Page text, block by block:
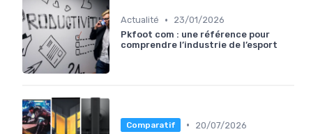
Actualité •
23/01/2026
Pkfoot com : une référence pour
comprendre l’industrie de l’esport
Comparatif •
20/07/2026